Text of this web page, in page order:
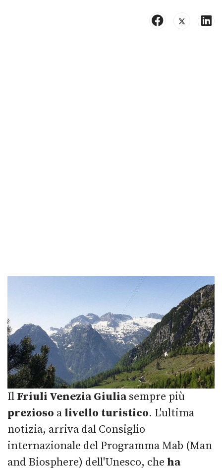
Il Friuli Venezia Giuliasempre più
prezioso a livello turistico. L'ultima
notizia, arriva dal Consiglio
internazionale del Programma Mab (Man
and Biosphere) dell'Unesco, che ha